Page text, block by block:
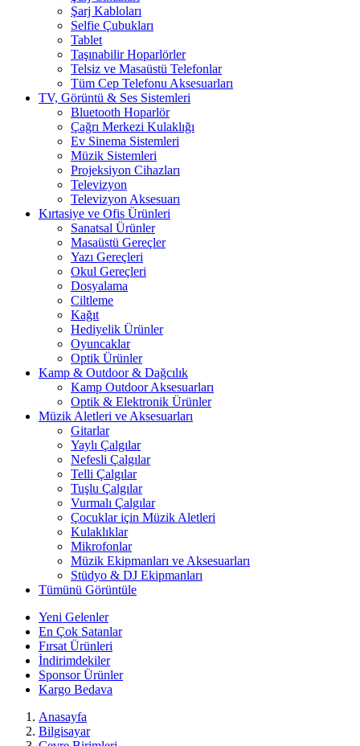
Şarj Kabloları
Selfie Çubukları
Tablet
Taşınabilir Hoparlörler
Telsiz ve Masaüstü Telefonlar
Tüm Cep Telefonu Aksesuarları
TV, Görüntü & Ses Sistemleri
Bluetooth Hoparlör
Çağrı Merkezi Kulaklığı
Ev Sinema Sistemleri
Müzik Sistemleri
Projeksiyon Cihazları
Televizyon
Televizyon Aksesuarı
Kırtasiye ve Ofis Ürünleri
Sanatsal Ürünler
Masaüstü Gereçler
Yazı Gereçleri
Okul Gereçleri
Dosyalama
Ciltleme
Kağıt
Hediyelik Ürünler
Oyuncaklar
Optik Ürünler
Kamp & Outdoor & Dağcılık
Kamp Outdoor Aksesuarları
Optik & Elektronik Ürünler
Müzik Aletleri ve Aksesuarları
Gitarlar
Yaylı Çalgılar
Nefesli Çalgılar
Telli Çalgılar
Tuşlu Çalgılar
Vurmalı Çalgılar
Çocuklar için Müzik Aletleri
Kulaklıklar
Mikrofonlar
Müzik Ekipmanları ve Aksesuarları
Stüdyo & DJ Ekipmanları
Tümünü Görüntüle
Yeni Gelenler
En Çok Satanlar
Fırsat Ürünleri
İndirimdekiler
Sponsor Ürünler
Kargo Bedava
Anasayfa
Bilgisayar